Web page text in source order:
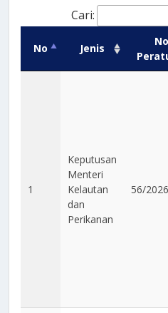
Cari:
No Jenis
1
Keputusan
Menteri
Kelautan
dan
Perikanan
56/2026